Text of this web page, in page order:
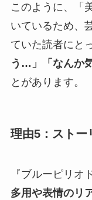
このように、「
いているため、
ていた読者にと
う…」「なんか
とがあります。
理由5：ストー
『ブルーピリオ
多用や表情のリ